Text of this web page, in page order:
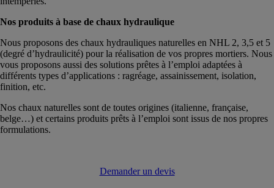
Nos produits à base de chaux hydraulique
Nous proposons des chaux hydrauliques naturelles en NHL 2, 3,5 et 5
(degré d’hydraulicité) pour la réalisation de vos propres mortiers. Nous
vous proposons aussi des solutions prêtes à l’emploi adaptées à
différents types d’applications : ragréage, assainissement, isolation,
finition, etc.
Nos chaux naturelles sont de toutes origines (italienne, française,
belge…) et certains produits prêts à l’emploi sont issus de nos propres
formulations.
Demander un devis